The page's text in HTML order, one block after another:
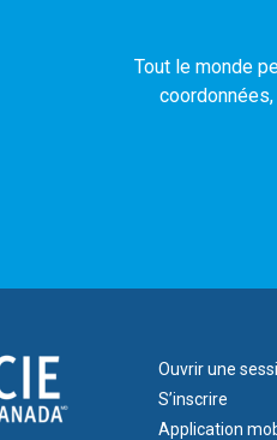
Tout le monde
Footer
1
Ouvrir une
S’inscrire
Application